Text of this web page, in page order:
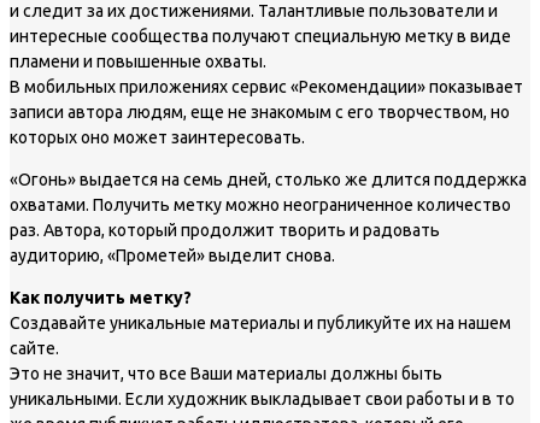
и следит за их достижениями. Талантливые пользователи и
интересные сообщества получают специальную метку в виде
пламени и повышенные охваты.
В мобильных приложениях сервис «Рекомендации» показывает
записи автора людям, еще не знакомым с его творчеством, но
которых оно может заинтересовать.
«Огонь» выдается на семь дней, столько же длится поддержка
охватами. Получить метку можно неограниченное количество
раз. Автора, который продолжит творить и радовать
аудиторию, «Прометей» выделит снова.
Как получить метку?
Создавайте уникальные материалы и публикуйте их на нашем
сайте.
Это не значит, что все Ваши материалы должны быть
уникальными. Если художник выкладывает свои работы и в то